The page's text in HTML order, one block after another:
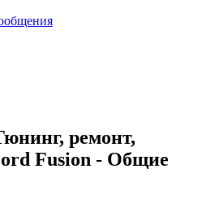
ремонт,
Fusion - Общие